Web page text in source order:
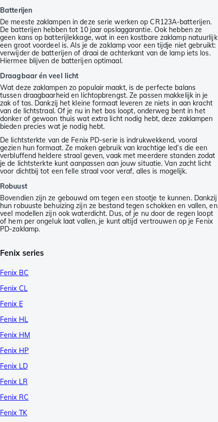
Batterijen
De meeste zaklampen in deze serie werken op CR123A-batterijen.
De batterijen hebben tot 10 jaar opslaggarantie. Ook hebben ze
geen kans op batterijlekkage, wat in een kostbare zaklamp natuurlijk
een groot voordeel is. Als je de zaklamp voor een tijdje niet gebruikt:
verwijder de batterijen of draai de achterkant van de lamp iets los.
Hiermee blijven de batterijen optimaal.
Draagbaar én veel licht
Wat deze zaklampen zo populair maakt, is de perfecte balans
tussen draagbaarheid en lichtopbrengst. Ze passen makkelijk in je
zak of tas. Dankzij het kleine formaat leveren ze niets in aan kracht
van de lichtstraal. Of je nu in het bos loopt, onderweg bent in het
donker of gewoon thuis wat extra licht nodig hebt, deze zaklampen
bieden precies wat je nodig hebt.
De lichtsterkte van de Fenix PD-serie is indrukwekkend, vooral
gezien hun formaat. Ze maken gebruik van krachtige led’s die een
verbluffend heldere straal geven, vaak met meerdere standen zodat
je de lichtsterkte kunt aanpassen aan jouw situatie. Van zacht licht
voor dichtbij tot een felle straal voor veraf, alles is mogelijk.
Robuust
Bovendien zijn ze gebouwd om tegen een stootje te kunnen. Dankzij
hun robuuste behuizing zijn ze bestand tegen schokken en vallen, en
veel modellen zijn ook waterdicht. Dus, of je nu door de regen loopt
of hem per ongeluk laat vallen, je kunt altijd vertrouwen op je Fenix
PD-zaklamp.
Fenix series
Fenix BC
Fenix CL
Fenix E
Fenix HL
Fenix HM
Fenix HP
Fenix LD
Fenix LR
Fenix RC
Fenix TK